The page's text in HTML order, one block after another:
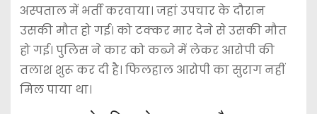
अस्पताल में भर्ती करवाया। जहां उपचार के दौरान
उसकी मौत हो गई। को टक्कर मार देने से उसकी मौत
हो गई। पुलिस ने कार को कब्जे में लेकर आरोपी की
तलाश शुरू कर दी है। फिलहाल आरोपी का सुराग नहीं
मिल पाया था।